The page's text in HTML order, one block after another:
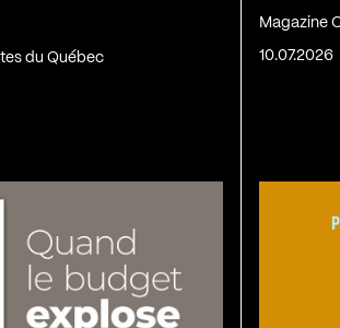
du Québec
Magazine
10.07.2026